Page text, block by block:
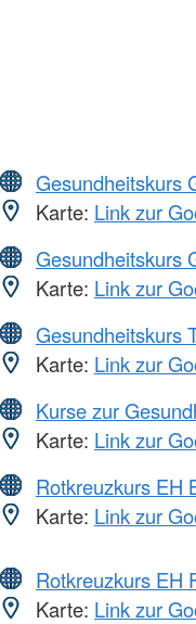
Gesundheitskurs
Karte: Link zur
Gesundheitskurs
Karte: Link zur
Gesundheitskurs
Karte: Link zur
Kurse zur
Karte: Link zur
Rotkreuzkurs EH
Karte: Link zur
Rotkreuzkurs EH
Karte: Link zur